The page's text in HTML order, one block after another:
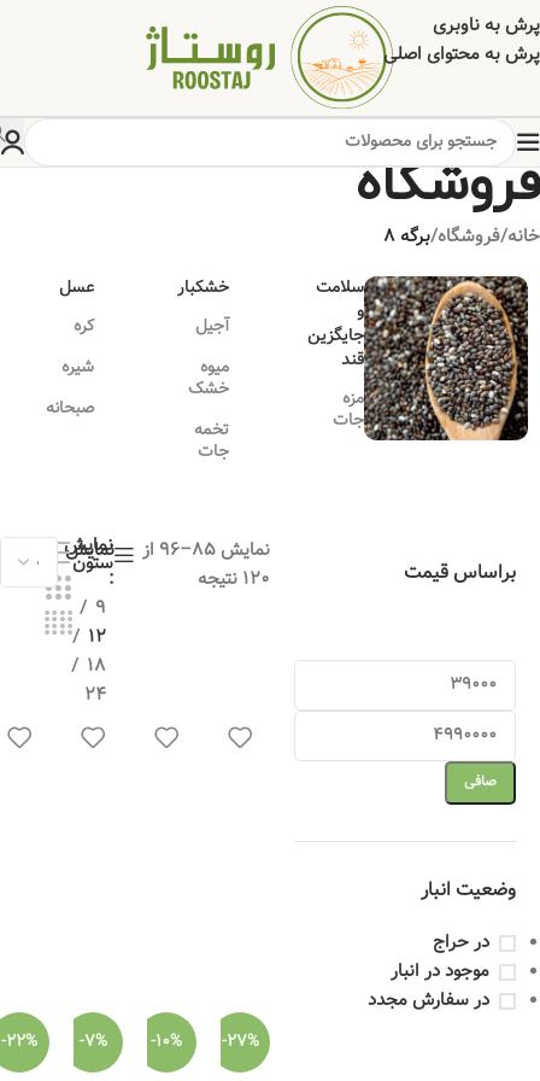
پرش به ناوبری
پرش به محتوای اصلی
فروشگاه
خانه/فروشگاه/برگه 8
سلامت
و
جایگزین
قند
مزه
جات
خشکبار
آجیل
میوه
خشک
تخمه
جات
عسل
کره
شیره
صبحانه
براساس قیمت
صافی
وضعیت انبار
در حراج
موجود در انبار
در سفارش مجدد
نمایش 85–96 از
120 نتیجه
نمایش
ستون
نمایش
9
12
18
24
-27%
-10%
-7%
-22%